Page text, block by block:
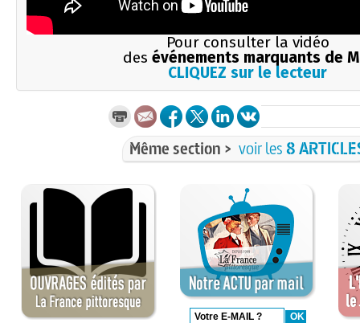
Pour consulter la vidéo
des événements marquants de
CLIQUEZ sur le lecteur
Même section > voir les8